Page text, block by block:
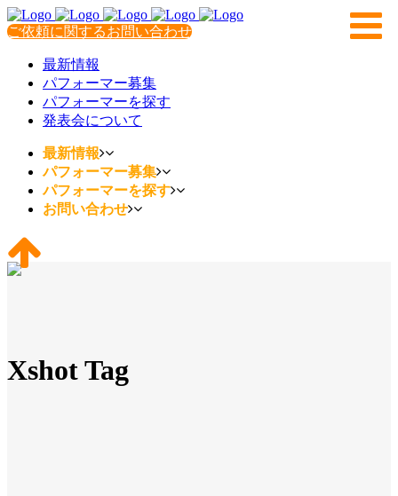
ご依頼に関するお問い合わせ
最新情報
パフォーマー募集
パフォーマーを探す
発表会について
最新情報
パフォーマー募集
パフォーマーを探す
お問い合わせ
Xshot Tag